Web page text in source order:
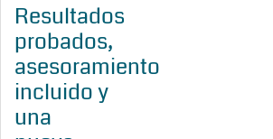
Resultados
probados,
asesoramiento
incluido y
una